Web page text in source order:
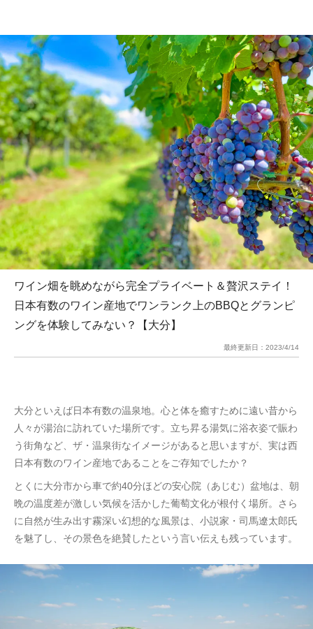
ワイン畑を眺めながら完全プライベート＆贅沢ステイ！
日本有数のワイン産地でワンランク上のBBQとグランピ
ングを体験してみない？【大分】
最終更新日： 2023/4/14
大分といえば日本有数の温泉地。心と体を癒すために遠い昔から
人々が湯治に訪れていた場所です。立ち昇る湯気に浴衣姿で賑わ
う街角など、ザ・温泉街なイメージがあると思いますが、実は西
日本有数のワイン産地であることをご存知でしたか？
とくに大分市から車で約40分ほどの安心院（あじむ）盆地は、朝
晩の温度差が激しい気候を活かした葡萄文化が根付く場所。さら
に自然が生み出す霧深い幻想的な風景は、小説家・司馬遼太郎氏
を魅了し、その景色を絶賛したという言い伝えも残っています。